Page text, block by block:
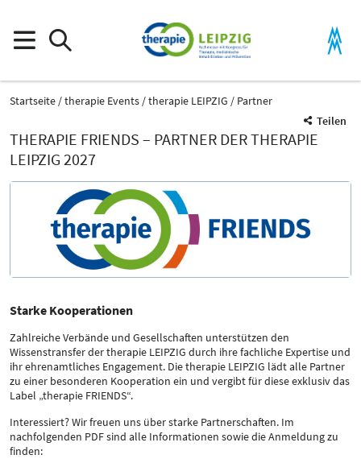
Startseite therapie Events therapie LEIPZIG
Partner
Teilen
THERAPIE FRIENDS – PARTNER DER THERAPIE
LEIPZIG 2027
Starke Kooperationen
Zahlreiche Verbände und Gesellschaften unterstützen den
Wissenstransfer der therapie LEIPZIG durch ihre fachliche Expertise und
ihr ehrenamtliches Engagement. Die therapie LEIPZIG lädt alle Partner
zu einer besonderen Kooperation ein und vergibt für diese exklusiv das
Label „therapie FRIENDS“.
Interessiert? Wir freuen uns über starke Partnerschaften. Im
nachfolgenden PDF sind alle Informationen sowie die Anmeldung zu
finden: